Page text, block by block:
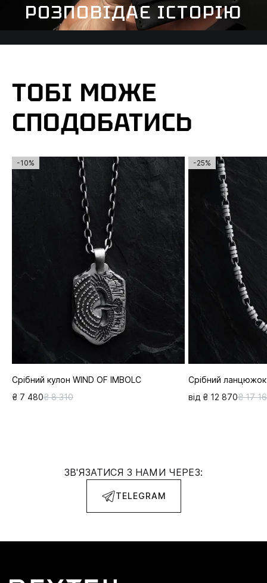
РОЗПОВІДАЄ ІСТОРІЮ
ТОБІ МОЖЕ
СПОДОБАТИСЬ
-10%
Срібний кулон WIND OF IMBOLC
₴ 7 480₴ 8 310
-25%
Срібний ланцюжок
від ₴ 12 870₴ 17
ЗВ'ЯЗАТИСЯ З НАМИ ЧЕРЕЗ:
TELEGRAM